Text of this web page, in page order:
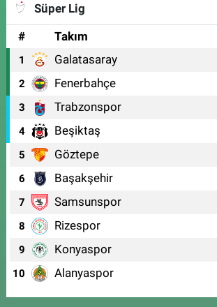
Süper Lig
#
Takım
1 Galatasaray
2 Fenerbahçe
3 Trabzonspor
4 Beşiktaş
5 Göztepe
6 Başakşehir
7 Samsunspor
8 Rizespor
9 Konyaspor
10 Alanyaspor